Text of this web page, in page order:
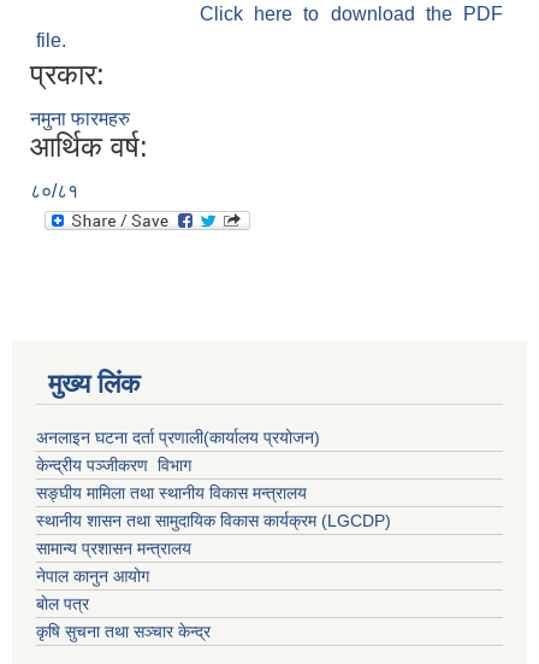
Click here to download the PDF
file.
प्रकार:
नमुना फारमहरु
आर्थिक वर्ष:
८०/८१
मुख्य लिंक
अनलाइन घटना दर्ता प्रणाली(कार्यालय प्रयोजन)
केन्द्रीय पञ्जीकरण विभाग
सङ्घीय मामिला तथा स्थानीय विकास मन्त्रालय
स्थानीय शासन तथा सामुदायिक विकास कार्यक्रम (LGCDP)
सामान्य प्रशासन मन्त्रालय
नेपाल कानुन आयोग
बाेल पत्र
कृषि सुचना तथा सञ्चार केन्द्र